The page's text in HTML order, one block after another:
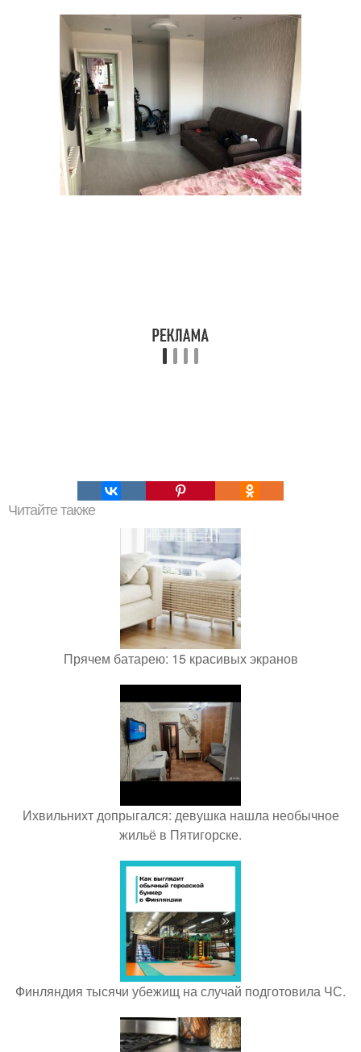
Читайте также
Прячем батарею: 15 красивых экранов
Ихвильнихт допрыгался: девушка нашла необычное
жильё в Пятигорске.
Финляндия тысячи убежищ на случай подготовила ЧС.